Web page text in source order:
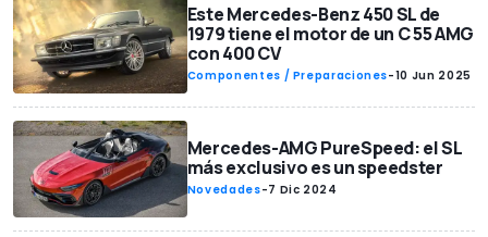
Este Mercedes-Benz 450 SL de
1979 tiene el motor de un C 55 AMG
con 400 CV
Componentes / Preparaciones-10 Jun 2025
Mercedes-AMG PureSpeed: el SL
más exclusivo es un speedster
Novedades-7 Dic 2024